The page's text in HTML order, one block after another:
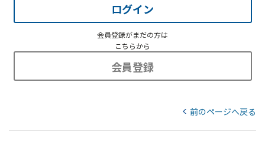
ログイン
会員登録がまだの方は
こちらから
会員登録
前のページへ戻る